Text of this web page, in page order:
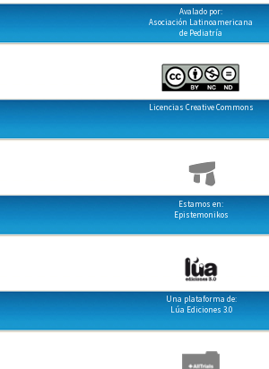
Avalado por:
Asociación Latinoamericana
de Pediatría
Licencias Creative Commons
Estamos en:
Epistemonikos
Una plataforma de:
Lúa Ediciones 3.0